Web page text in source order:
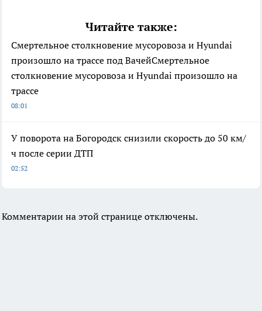
Читайте также:
Смертельное столкновение мусоровоза и Hyundai
произошло на трассе под ВачейСмертельное
столкновение мусоровоза и Hyundai произошло на
трассе
08:01
У поворота на Богородск снизили скорость до 50 км/
ч после серии ДТП
02:52
Комментарии на этой странице отключены.